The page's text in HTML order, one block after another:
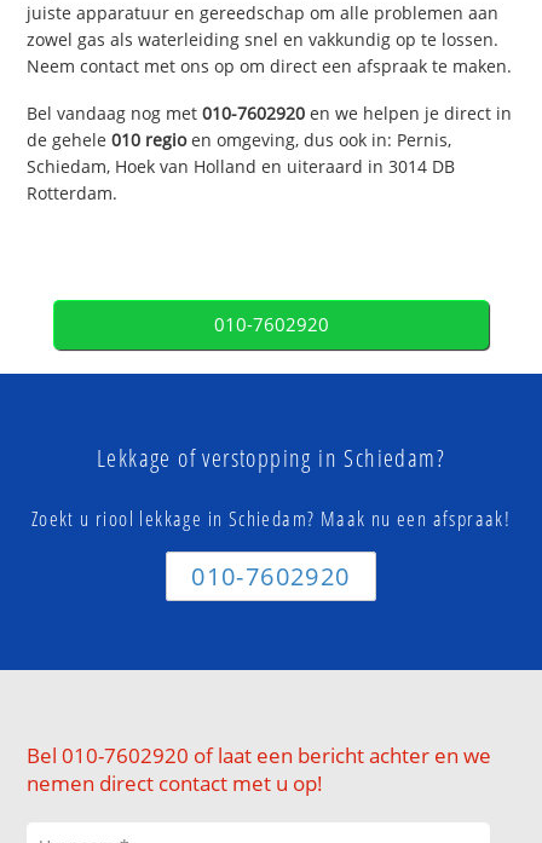
juiste apparatuur en gereedschap om alle problemen aan
zowel gas als waterleiding snel en vakkundig op te lossen.
Neem contact met ons op om direct een afspraak te maken.
Bel vandaag nog met010-7602920 en we helpen je direct in
de gehele010 regioen omgeving, dus ook in: Pernis,
Schiedam, Hoek van Holland en uiteraard in 3014 DB
Rotterdam.
010-7602920
Lekkage of verstopping in Schiedam?
Zoekt u riool lekkage in Schiedam? Maak nu een afspraak!
010-7602920
Bel 010-7602920 of laat een bericht achter en we
nemen direct contact met u op!